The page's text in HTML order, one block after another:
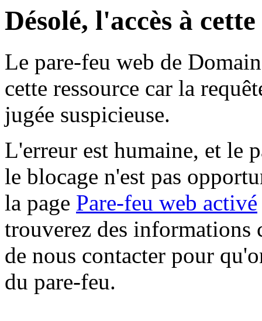
Désolé, l'accès à
Le pare-feu web de
cette ressource car la
jugée suspicieuse.
L'erreur est humaine, et le
le blocage n'est pas
la page Pare-feu web activé
trouverez des informations
de nous contacter pour
du pare-feu.